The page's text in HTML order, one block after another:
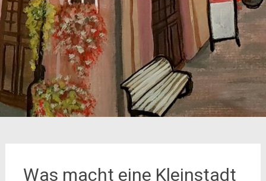
Was macht eine Kleinstadt